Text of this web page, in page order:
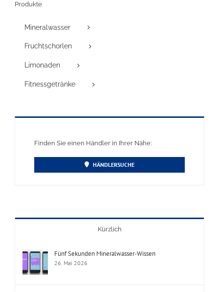
Produkte
Mineralwasser
Fruchtschorlen
Limonaden
Fitnessgetränke
Finden Sie einen Händler in Ihrer Nähe:
HÄNDLERSUCHE
Kürzlich
Fünf Sekunden Mineralwasser-Wissen
26. Mai 2026